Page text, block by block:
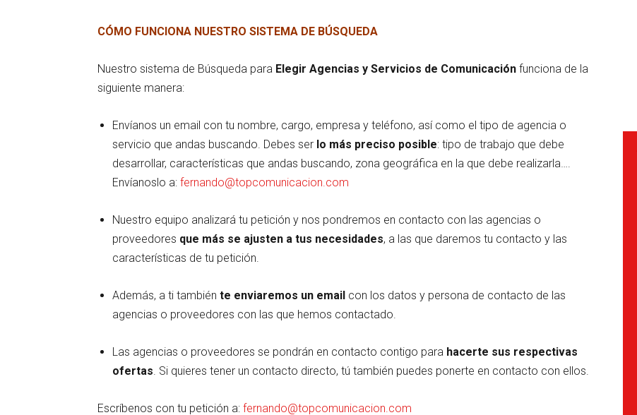
CÓMO FUNCIONA NUESTRO SISTEMA DE BÚSQUEDA
Nuestro sistema de Búsqueda para Elegir Agencias y Servicios de Comunicación funciona de la
siguiente manera:
Envíanos un email con tu nombre, cargo, empresa y teléfono, así como el tipo de agencia o
servicio que andas buscando. Debes ser lo más preciso posible: tipo de trabajo que debe
desarrollar, características que andas buscando, zona geográfica en la que debe realizarla….
Envíanoslo a: fernando@topcomunicacion.com
Nuestro equipo analizará tu petición y nos pondremos en contacto con las agencias o
proveedores que más se ajusten a tus necesidades, a las que daremos tu contacto y las
características de tu petición.
Además, a ti también te enviaremos un email con los datos y persona de contacto de las
agencias o proveedores con las que hemos contactado.
Las agencias o proveedores se pondrán en contacto contigo para hacerte sus respectivas
ofertas . Si quieres tener un contacto directo, tú también puedes ponerte en contacto con ellos.
Escríbenos con tu petición a: fernando@topcomunicacion.com